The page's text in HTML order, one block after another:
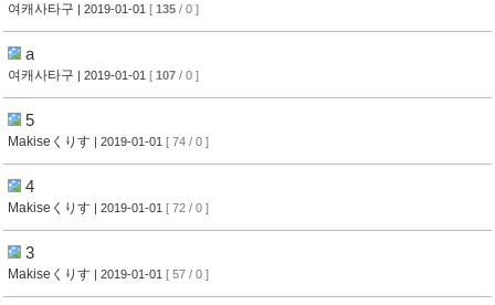
여캐사타구 | 2019-01-01 [ 135 / 0 ]
a
여캐사타구 | 2019-01-01 [ 107 / 0 ]
5
Makiseくりす | 2019-01-01 [ 74 / 0 ]
4
Makiseくりす | 2019-01-01 [ 72 / 0 ]
3
Makiseくりす | 2019-01-01 [ 57 / 0 ]